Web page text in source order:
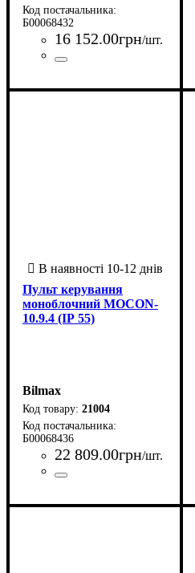
Б00068432
16 152.00грн/шт.
Пульт керування
моноблочний MOCON-
10.9.4 (ІР 55)
Bilmax
21004
Б00068436
22 809.00грн/шт.